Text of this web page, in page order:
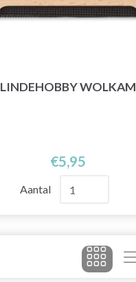
LINDEHOBBY WOLKAM
€5,95
Aantal